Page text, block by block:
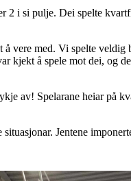
2 i si pulje. Dei spelte
vere med. Vi spelte
kjekt å spele mot dei, og
av! Spelarane heiar på
Jentene